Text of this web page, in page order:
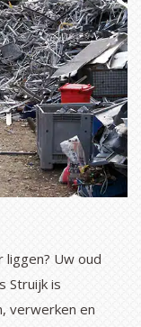
Uw oud
Struijk is
verwerken en